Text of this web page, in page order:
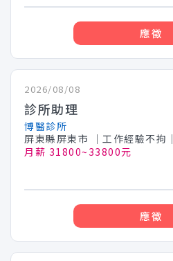
應徵
2026/08/08
診所助理
博醫診所
屏東縣屏東市
│工作經驗不拘│
月薪 31800~33800元
應徵